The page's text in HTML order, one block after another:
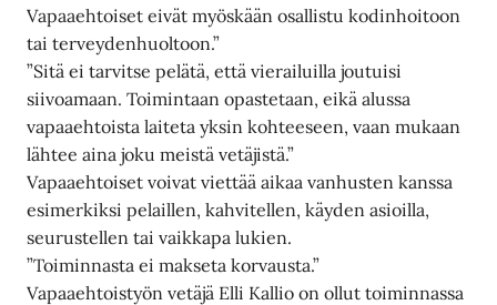
Vapaaehtoiset eivät myöskään osallistu kodinhoitoon
tai terveydenhuoltoon.”
”Sitä ei tarvitse pelätä, että vierailuilla joutuisi
siivoamaan. Toimintaan opastetaan, eikä alussa
vapaaehtoista laiteta yksin kohteeseen, vaan mukaan
lähtee aina joku meistä vetäjistä.”
Vapaaehtoiset voivat viettää aikaa vanhusten kanssa
esimerkiksi pelaillen, kahvitellen, käyden asioilla,
seurustellen tai vaikkapa lukien.
”Toiminnasta ei makseta korvausta.”
Vapaaehtoistyön vetäjä Elli Kallio on ollut toiminnassa